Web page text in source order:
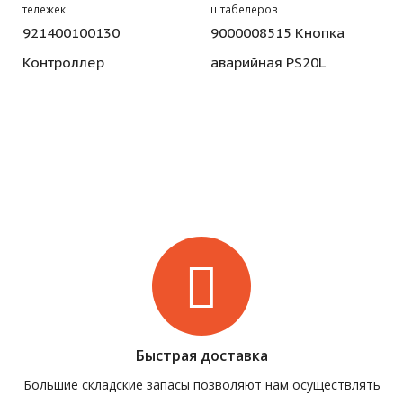
тележек
921400100130
Контроллер
штабелеров
9000008515 Кнопка
аварийная PS20L
Быстрая доставка
Большие складские запасы позволяют нам осуществлять